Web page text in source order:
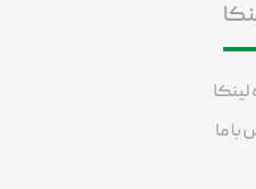
لینکا
با ما